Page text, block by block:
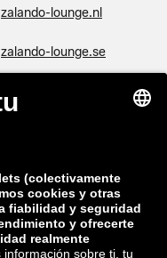
zalando-lounge.nl
zalando-lounge.se
zalando-lounge.sk
zalando-lounge.hr